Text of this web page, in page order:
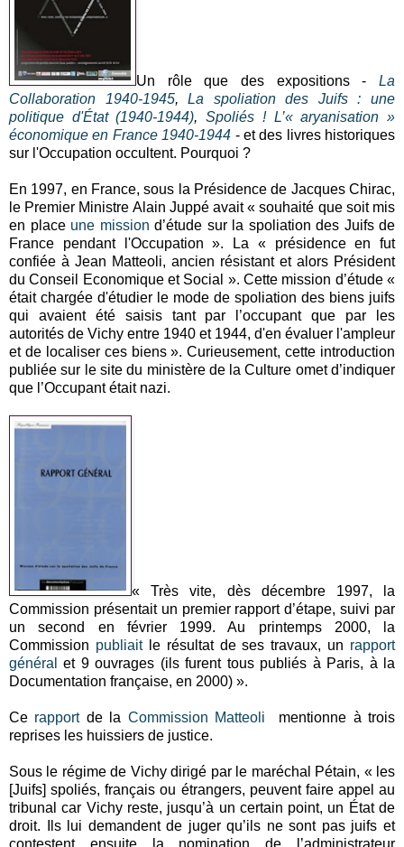
Un rôle que des expositions - La
Collaboration 1940-1945,La spoliation des Juifs : une
politique d'État (1940-1944),Spoliés ! L’« aryanisation »
économique en France 1940-1944 - et des livres historiques
sur l'Occupation occultent. Pourquoi ?
En 1997, en France, sous la Présidence de Jacques Chirac,
le Premier Ministre Alain Juppé avait « souhaité que soit mis
en place une mission d’étude sur la spoliation des Juifs de
France pendant l'Occupation ». La « présidence en fut
confiée à Jean Matteoli, ancien résistant et alors Président
du Conseil Economique et Social ». Cette mission d’étude «
était chargée d'étudier le mode de spoliation des biens juifs
qui avaient été saisis tant par l’occupant que par les
autorités de Vichy entre 1940 et 1944, d'en évaluer l'ampleur
et de localiser ces biens ». Curieusement, cette introduction
publiée sur le site du ministère de la Culture omet d’indiquer
que l’Occupant était nazi.
« Très vite, dès décembre 1997, la
Commission présentait un premier rapport d’étape, suivi par
un second en février 1999. Au printemps 2000, la
Commission publiaitle résultat de ses travaux, un rapport
général
et 9 ouvrages (ils furent tous publiés à Paris, à la
Documentation française, en 2000) ».
Ce rapportde la Commission Matteoli mentionne à trois
reprises les huissiers de justice.
Sous le régime de Vichy dirigé par le maréchal Pétain, « les
[Juifs] spoliés, français ou étrangers, peuvent faire appel au
tribunal car Vichy reste, jusqu’à un certain point, un État de
droit. Ils lui demandent de juger qu’ils ne sont pas juifs et
contestent ensuite la nomination de l’administrateur